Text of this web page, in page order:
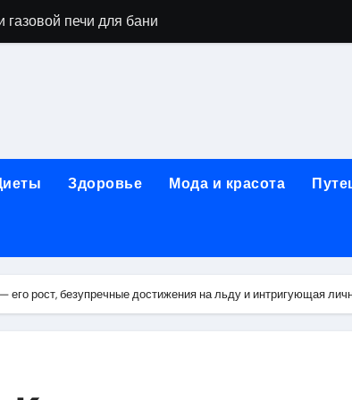
печи для бани
GPU-серверов
обучения и актуальные профессиональные
реабилитации при алкогольной
принципы, показания и этапы установки
МРТ на современном магнитно-резонансном
Здоровье Мода и красота
его рост, безупречные достижения на льду и интригующая